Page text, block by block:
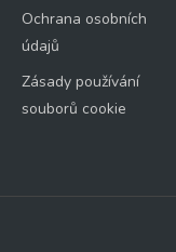
Ochrana osobních
údajů
Zásady používání
souborů cookie